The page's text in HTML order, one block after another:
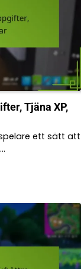
Tjäna XP,
ett sätt att